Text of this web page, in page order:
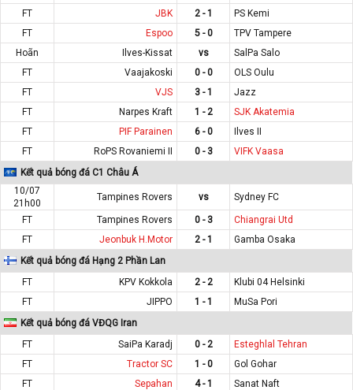
FT
JBK 2 - 1
PS Kemi
FT
Espoo 5 - 0
TPV Tampere
Hoãn
Ilves-Kissat vs
SalPa Salo
FT
Vaajakoski 0 - 0
OLS Oulu
FT
VJS 3 - 1
Jazz
FT
Narpes Kraft 1 - 2
SJK Akatemia
FT
PIF Parainen 6 - 0
Ilves II
FT
RoPS Rovaniemi II 0 - 3
VIFK Vaasa
Kết quả bóng đá C1 Châu Á
10/07
21h00
Tampines Rovers vs Sydney FC
FT Tampines Rovers 0 - 3
Chiangrai Utd
FT
Jeonbuk H.Motor 2 - 1
Gamba Osaka
Kết quả bóng đá Hạng 2 Phần Lan
FT
KPV Kokkola 2 - 2
Klubi 04 Helsinki
FT
JIPPO 1 - 1
MuSa Pori
Kết quả bóng đá VĐQG Iran
FT
SaiPa Karadj 0 - 2
Esteghlal Tehran
FT
Tractor SC 1 - 0
Gol Gohar
FT
Sepahan 4 - 1
Sanat Naft